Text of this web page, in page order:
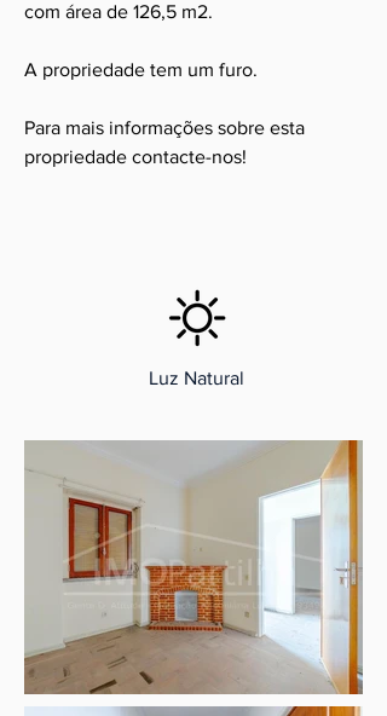
com área de 126,5 m2.
A propriedade tem um furo.
Para mais informações sobre esta
propriedade contacte-nos!
Luz Natural